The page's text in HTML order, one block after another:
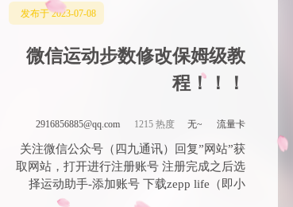
发布于 2023-07-08
微信运动步数修改保姆级教
程！！！
2916856885@qq.com 1215 热度 无~ 流量卡
关注微信公众号（四九通讯）回复”网站”获
取网站，打开进行注册账号 注册完成之后选
择运动助手-添加账号 下载zepp life（即小